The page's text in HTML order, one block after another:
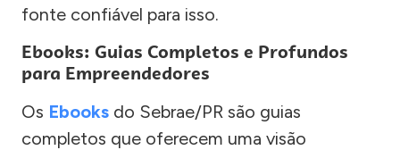
fonte confiável para isso.
Ebooks: Guias Completos e Profundos
para Empreendedores
Os Ebooks do Sebrae/PR são guias
completos que oferecem uma visão